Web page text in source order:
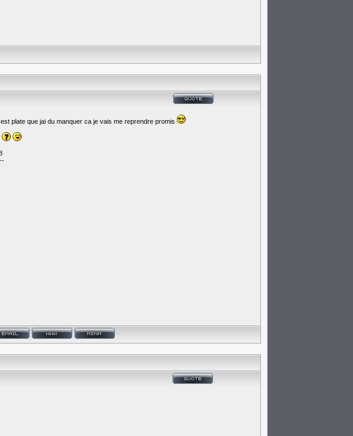
plate que jai du manquer ca je vais me reprendre promis